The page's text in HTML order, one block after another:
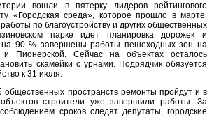
вошли в пятерку лидеров рейтингового
«Городская среда», которое прошло в марте.
по благоустройству и других общественных
парке идет планировка дорожек и
на 90 % завершены работы пешеходных зон на
и Пионерской. Сейчас на объектах осталось
скамейки с урнами. Подрядчик обязуется
к 31 июля.
пространств ремонты пройдут и в
строители уже завершили работы. За
сроков следят депутаты, городские